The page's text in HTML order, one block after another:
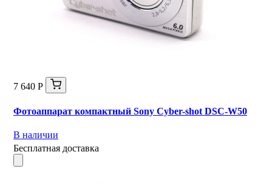
7 640 Р
Фотоаппарат компактный Sony Cyber-shot DSC-W50
В наличии
Бесплатная доставка